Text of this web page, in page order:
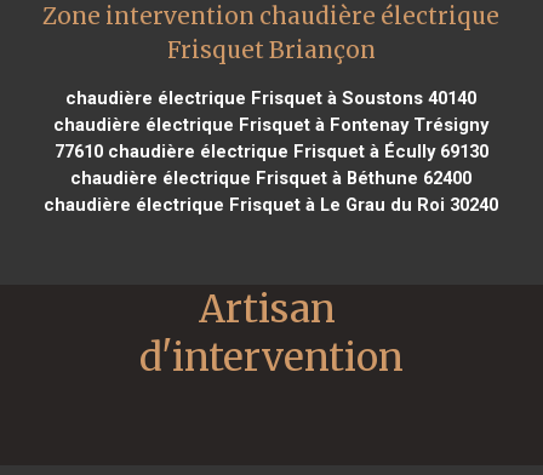
Zone intervention chaudière électrique
Frisquet Briançon
chaudière électrique Frisquet à Soustons 40140
chaudière électrique Frisquet à Fontenay Trésigny
77610chaudière électrique Frisquet à Écully 69130
chaudière électrique Frisquet à Béthune 62400
chaudière électrique Frisquet à Le Grau du Roi 30240
Artisan
d'intervention